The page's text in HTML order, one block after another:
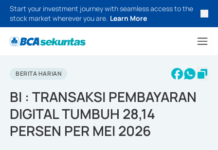
Start your investment journey with seamless access to the
stock market wherever you are. Learn More
BERITA HARIAN
BI : TRANSAKSI PEMBAYARAN
DIGITAL TUMBUH 28,14
PERSEN PER MEI 2026